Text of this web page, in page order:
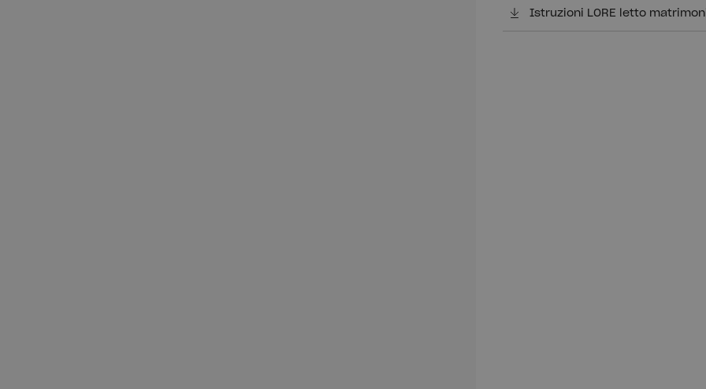
Istruzioni LORE letto